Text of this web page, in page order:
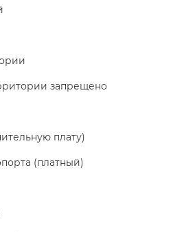
запрещено
плату)
(платный)